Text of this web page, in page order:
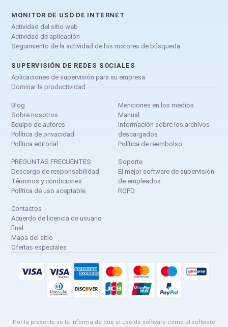
MONITOR DE USO DE INTERNET
Actividad del sitio web
Actividad de aplicación
Seguimiento de la actividad de los motores de búsqueda
SUPERVISIÓN DE REDES SOCIALES
Aplicaciones de supervisión para su empresa
Dominar la productividad
Blog
Sobre nosotros
Equipo de autores
Política de privacidad
Política editorial
Menciones en los medios
Manual
Información sobre los archivos
descargados
Política de reembolso
PREGUNTAS FRECUENTES
Descargo de responsabilidad
Términos y condiciones
Política de uso aceptable
Soporte
El mejor software de supervisión
de empleados
RGPD
Contactos
Acuerdo de licencia de usuario
final
Mapa del sitio
Ofertas especiales
Por la presente se le informa de que el uso de software como el software